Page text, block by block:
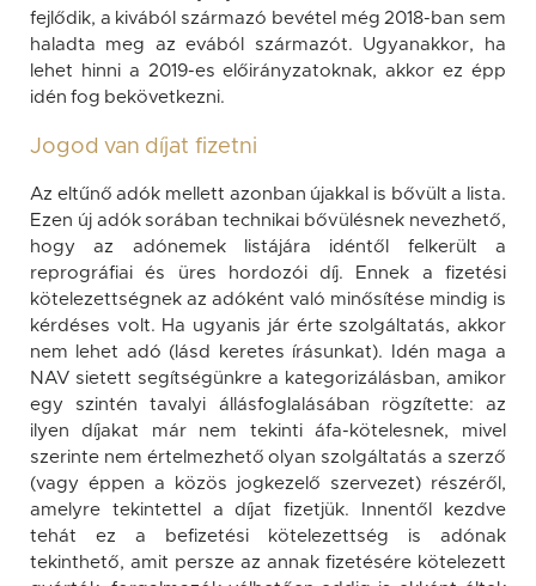
fejlődik, a kivából származó bevétel még 2018-ban sem
haladta meg az evából származót. Ugyanakkor, ha
lehet hinni a 2019-es előirányzatoknak, akkor ez épp
idén fog bekövetkezni.
Jogod van díjat fizetni
Az eltűnő adók mellett azonban újakkal is bővült a lista.
Ezen új adók sorában technikai bővülésnek nevezhető,
hogy az adónemek listájára idéntől felkerült a
reprográfiai és üres hordozói díj. Ennek a fizetési
kötelezettségnek az adóként való minősítése mindig is
kérdéses volt. Ha ugyanis jár érte szolgáltatás, akkor
nem lehet adó (lásd keretes írásunkat). Idén maga a
NAV sietett segítségünkre a kategorizálásban, amikor
egy szintén tavalyi állásfoglalásában rögzítette: az
ilyen díjakat már nem tekinti áfa-kötelesnek, mivel
szerinte nem értelmezhető olyan szolgáltatás a szerző
(vagy éppen a közös jogkezelő szervezet) részéről,
amelyre tekintettel a díjat fizetjük. Innentől kezdve
tehát ez a befizetési kötelezettség is adónak
tekinthető, amit persze az annak fizetésére kötelezett